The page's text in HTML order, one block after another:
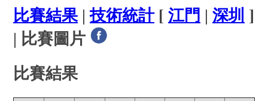
比賽結果 |技術統計[ 江門 | 深圳 ]
| 比賽圖片
比賽結果